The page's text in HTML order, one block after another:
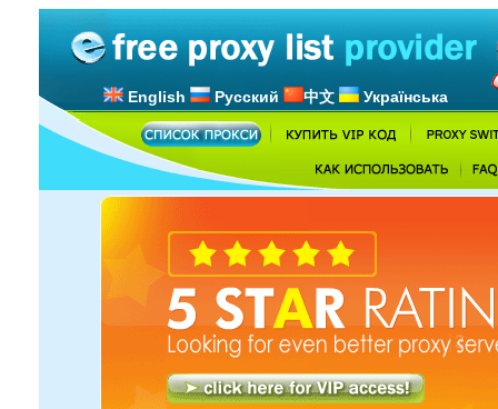
English Русский 中文 Українська